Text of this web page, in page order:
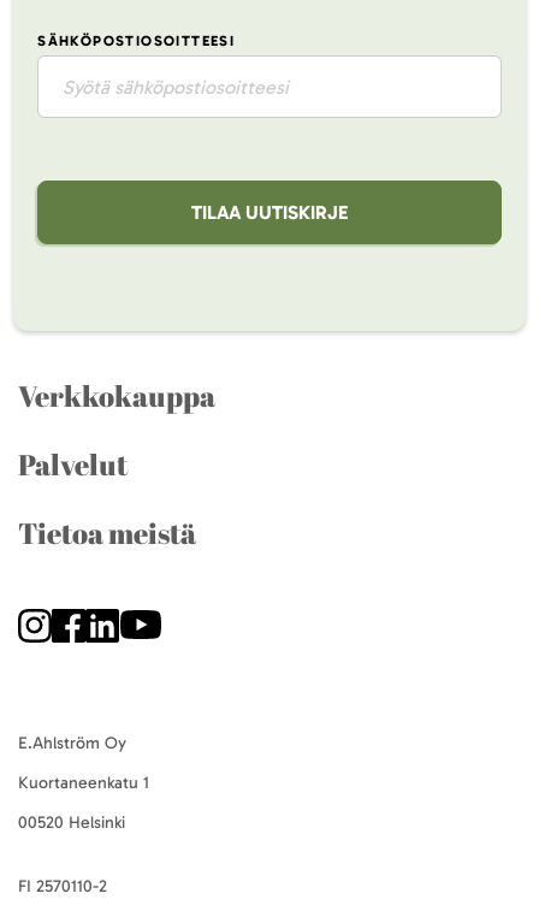
SÄHKÖPOSTIOSOITTEESI
TILAA UUTISKIRJE
Verkkokauppa
Palvelut
Tietoa meistä
E.Ahlström Oy
Kuortaneenkatu 1
00520 Helsinki
FI 2570110-2